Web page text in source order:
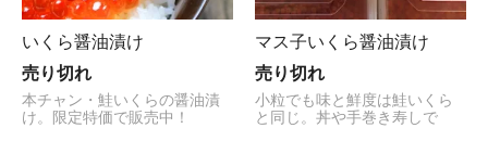
いくら醤油漬け
売り切れ
本チャン・鮭いくらの醤油漬
け。限定特価で販売中！
マス子いくら醤油漬け
売り切れ
小粒でも味と鮮度は鮭いくら
と同じ。丼や手巻き寿しで